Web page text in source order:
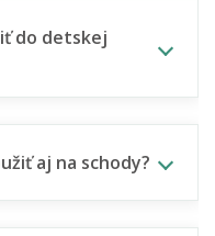
do detskej
aj na schody?